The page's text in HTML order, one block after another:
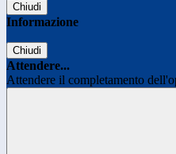
Chiudi
Informazione
Chiudi
Attendere...
Attendere il completamento